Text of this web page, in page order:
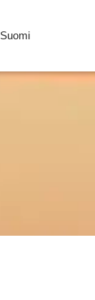
Suomi